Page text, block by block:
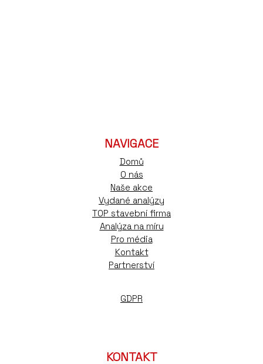
NAVIGACE
Domů
O nás
Naše akce
Vydané analýzy
TOP stavební firma
Analýza na míru
Pro média
Kontakt
Partnerství
GDPR
KONTAKT